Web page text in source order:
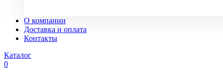
О компании
Доставка и оплата
Контакты
Каталог
0